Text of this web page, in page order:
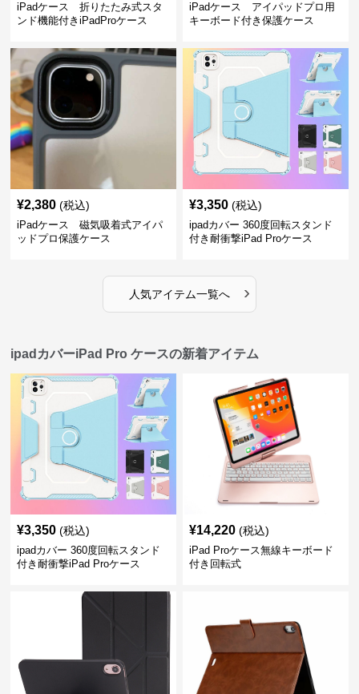
iPadケース 折りたたみ式スタ
ンド機能付きiPadProケース
iPadケース アイパッドプロ用
キーボード付き保護ケース
¥2,380 (税込)
iPadケース 磁気吸着式アイパ
ッドプロ保護ケース
¥3,350 (税込)
ipadカバー 360度回転スタンド
付き耐衝撃iPad Proケース
人気アイテム一覧へ ›
ipadカバーiPad Pro ケースの新着アイテム
¥3,350 (税込)
ipadカバー 360度回転スタンド
付き耐衝撃iPad Proケース
¥14,220 (税込)
iPad Proケース無線キーボード
付き回転式